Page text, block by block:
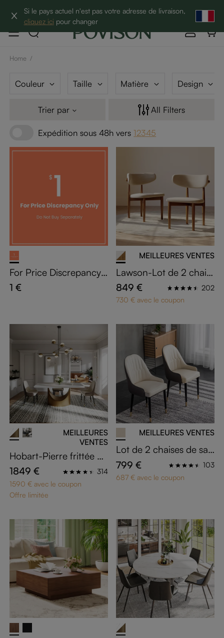
Si le pays actuel n'est pas votre adresse de livraison,
cliquez ici pour changer
10% de réduction sur 2 articles→
Home /
Couleur Taille Matière Design
Trier par All Filters
Expédition sous 48h vers 12345
For Price Discrepancy
Only Not Buy Separatel
y-price_1
1 €
MEILLEURES VENTES
Lawson-Lot de 2 chais
es rétro en noyer clair
massif | Assise en lin be
ige entièrement monté
nger premium
849 €
202
730 € avec le coupon
MEILLEURES
VENTES
Hobart-Pierre frittée et
acier au carbone Table
s à manger
1849 €
314
1590 € avec le coupon
Offre limitée
MEILLEURES VENTES
Lot de 2 chaises de sall
e à manger beiges en c
uir PU
799 €
103
687 € avec le coupon